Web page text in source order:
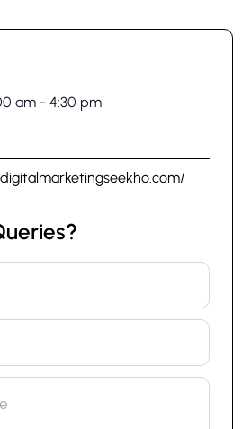
am - 4:30 pm